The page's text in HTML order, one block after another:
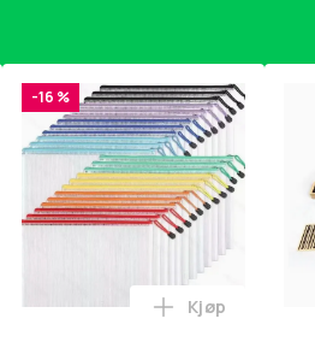
yoga og hjemmegymnastikk
10-pakning PKcell i handlekurven
trakte 0,7 l, rosa i handlekurven
-16 %
Legg
Kjøp